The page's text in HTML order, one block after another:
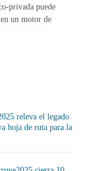
privada puede
un motor de
releva el legado
hoja de ruta para la